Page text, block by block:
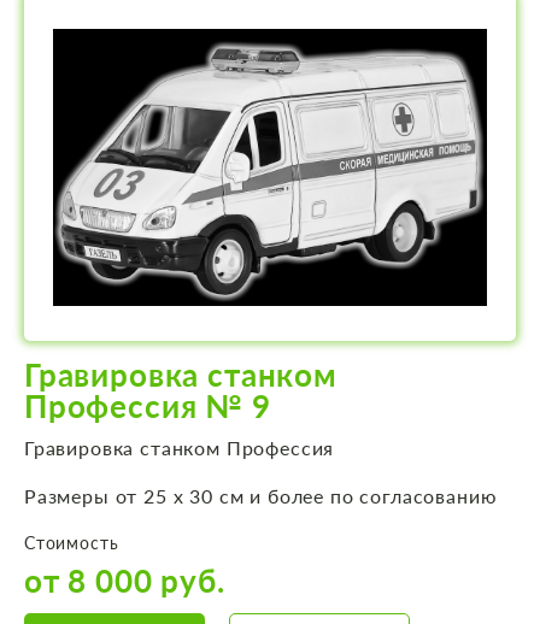
Гравировка станком
Профессия № 9
Гравировка станком Профессия
Размеры от 25 х 30 см и более по согласованию
Стоимость
от 8 000 руб.